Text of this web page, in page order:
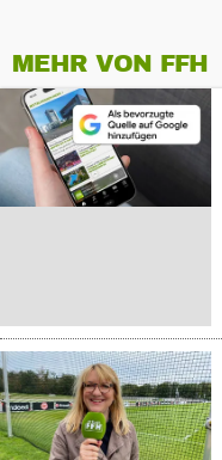
MEHR VON FFH